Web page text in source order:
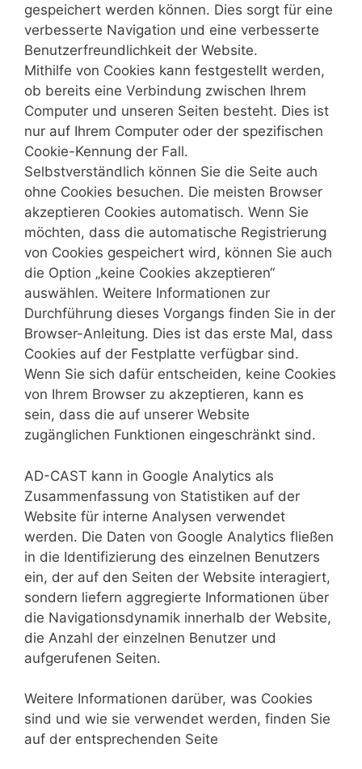
gespeichert werden können. Dies sorgt für eine
verbesserte Navigation und eine verbesserte
Benutzerfreundlichkeit der Website.
Mithilfe von Cookies kann festgestellt werden,
ob bereits eine Verbindung zwischen Ihrem
Computer und unseren Seiten besteht. Dies ist
nur auf Ihrem Computer oder der spezifischen
Cookie-Kennung der Fall.
Selbstverständlich können Sie die Seite auch
ohne Cookies besuchen. Die meisten Browser
akzeptieren Cookies automatisch. Wenn Sie
möchten, dass die automatische Registrierung
von Cookies gespeichert wird, können Sie auch
die Option „keine Cookies akzeptieren“
auswählen. Weitere Informationen zur
Durchführung dieses Vorgangs finden Sie in der
Browser-Anleitung. Dies ist das erste Mal, dass
Cookies auf der Festplatte verfügbar sind.
Wenn Sie sich dafür entscheiden, keine Cookies
von Ihrem Browser zu akzeptieren, kann es
sein, dass die auf unserer Website
zugänglichen Funktionen eingeschränkt sind.
AD-CAST kann in Google Analytics als
Zusammenfassung von Statistiken auf der
Website für interne Analysen verwendet
werden. Die Daten von Google Analytics fließen
in die Identifizierung des einzelnen Benutzers
ein, der auf den Seiten der Website interagiert,
sondern liefern aggregierte Informationen über
die Navigationsdynamik innerhalb der Website,
die Anzahl der einzelnen Benutzer und
aufgerufenen Seiten.
Weitere Informationen darüber, was Cookies
sind und wie sie verwendet werden, finden Sie
auf der entsprechenden Seite